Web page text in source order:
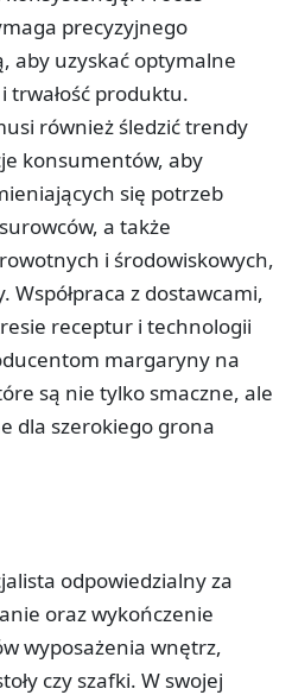
precyzyjnego
aby uzyskać optymalne
trwałość produktu.
również śledzić trendy
konsumentów, aby
się potrzeb
a także
i środowiskowych,
Współpraca z dostawcami,
receptur i technologii
margaryny na
są nie tylko smaczne, ale
dla szerokiego grona
odpowiedzialny za
oraz wykończenie
wyposażenia wnętrz,
czy szafki. W swojej